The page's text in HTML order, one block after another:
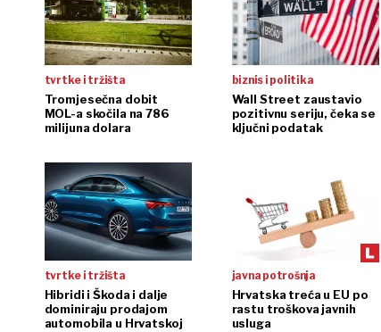
tvrtke i tržišta
Tromjesečna dobit
MOL-a skočila na 786
milijuna dolara
biznis i politika
Wall Street zaustavio
pozitivnu seriju, čeka se
ključni podatak
tvrtke i tržišta
Hibridi i Škoda i dalje
dominiraju prodajom
automobila u Hrvatskoj
javna potrošnja
Hrvatska treća u EU po
rastu troškova javnih
usluga